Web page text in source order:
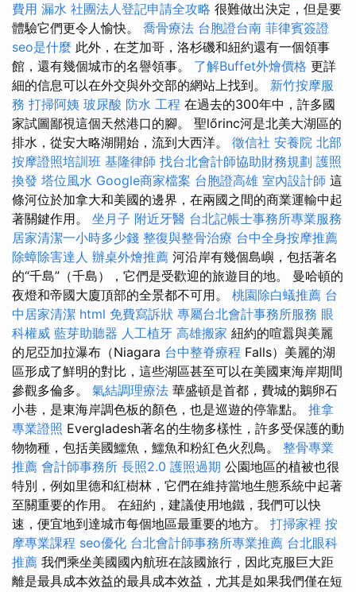
費用 漏水 社團法人登記申請全攻略 很難做出決定，但是要
體驗它們更令人愉快。 喬骨療法 台胞證台南 菲律賓簽證
seo是什麼 此外，在芝加哥，洛杉磯和紐約還有一個領事
館，還有幾個城市的名譽領事。 了解Buffet外燴價格 更詳
細的信息可以在外交與外交部的網站上找到。 新竹按摩服
務 打掃阿姨 玻尿酸 防水 工程 在過去的300年中，許多國
家試圖鄙視這個天然港口的腳。 聖lőrinc河是北美大湖區的
排水，從安大略湖開始，流到大西洋。 徵信社 安養院 北部
按摩證照培訓班 基隆律師 找台北會計師協助財務規劃 護照
換發 塔位風水 Google商家檔案 台胞證高雄 室內設計師 這
條河位於加拿大和美國的邊界，在兩國之間的商業運輸中起
著關鍵作用。 坐月子 附近牙醫 台北記帳士事務所專業服務
居家清潔一小時多少錢 整復與整骨治療 台中全身按摩推薦
除蟑除害達人 辦桌外燴推薦 河沿岸有幾個島嶼，包括著名
的“千島”（千島），它們是受歡迎的旅遊目的地。 曼哈頓的
夜燈和帝國大廈頂部的全景都不可用。 桃園除白蟻推薦 台
中居家清潔 html 免費寫訴狀 專屬台北會計事務所服務 眼
科權威 藍芽助聽器 人工植牙 高雄搬家 紐約的喧囂與美麗
的尼亞加拉瀑布（Niagara 台中整脊療程 Falls）美麗的湖
區形成了鮮明的對比，這些湖區甚至可以在美國東海岸期間
參觀多倫多。 氣結調理療法 華盛頓是首都，費城的鵝卵石
小巷，是東海岸調色板的顏色，也是巡遊的停靠點。 推拿
專業證照 Evergladesh著名的生物多樣性，許多受保護的動
物物種，包括美國鱷魚，鱷魚和粉紅色火烈鳥。 整骨專業
推薦 會計師事務所 長照2.0 護照過期 公園地區的植被也很
特別，例如里德和紅樹林，它們在維持當地生態系統中起著
至關重要的作用。 在紐約，建議使用地鐵，我們可以快
速，便宜地到達城市每個地區最重要的地方。 打掃家裡 按
摩專業課程 seo優化 台北會計師事務所專業推薦 台北眼科
推薦 我們乘坐美國國內航班在該國旅行，因此克服巨大距
離是最具成本效益的最具成本效益，尤其是如果我們僅在短